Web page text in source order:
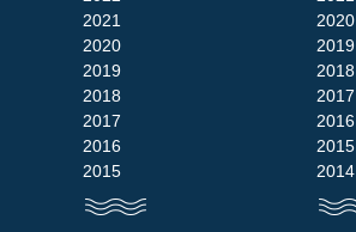
2021
2020
2019
2018
2017
2016
2015
2020
2019
2018
2017
2016
2015
2014